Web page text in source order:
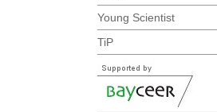
Young Scientist
TiP